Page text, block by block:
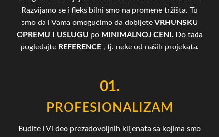
Razvijamo se i fleksibilni smo na promene tržišta. Tu
smo da i Vama omogućimo da dobijete VRHUNSKU
OPREMU I USLUGU po MINIMALNOJ CENI. Do tada
pogledajte REFERENCE , tj. neke od naših projekata.
01.
PROFESIONALIZAM
Budite i Vi deo prezadovoljnih klijenata sa kojima smo